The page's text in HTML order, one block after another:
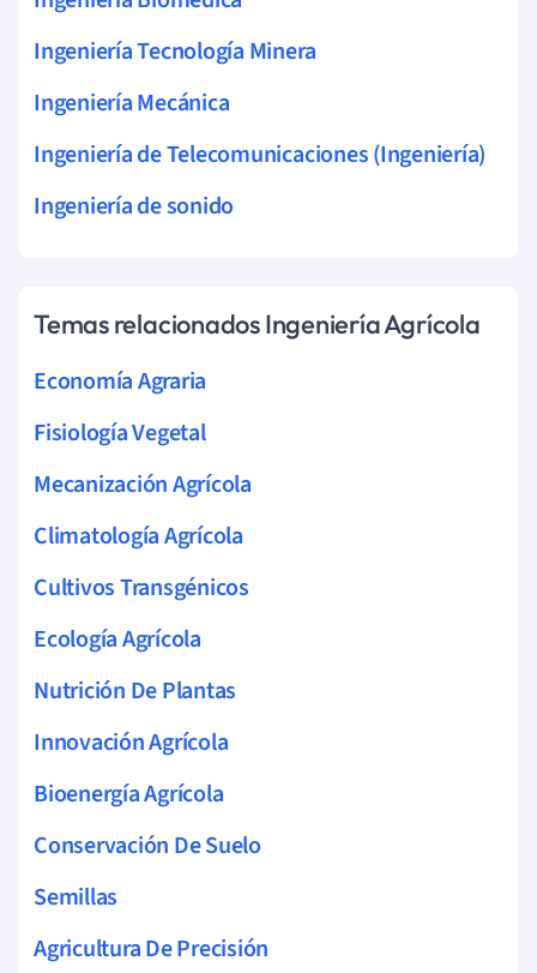
Ingeniería Tecnología Minera
Ingeniería Mecánica
Ingeniería de Telecomunicaciones (Ingeniería)
Ingeniería de sonido
Temas relacionados Ingeniería Agrícola
Economía Agraria
Fisiología Vegetal
Mecanización Agrícola
Climatología Agrícola
Cultivos Transgénicos
Ecología Agrícola
Nutrición De Plantas
Innovación Agrícola
Bioenergía Agrícola
Conservación De Suelo
Semillas
Agricultura De Precisión